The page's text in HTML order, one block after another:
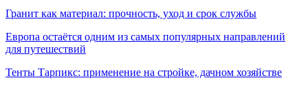
Гранит как материал: прочность, уход и срок службы
Европа остаётся одним из самых популярных направлений
для путешествий
Тенты Тарпикс: применение на стройке, дачном хозяйстве